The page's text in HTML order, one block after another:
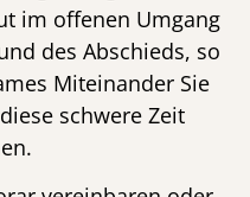
im offenen Umgang
des Abschieds, so
Miteinander Sie
schwere Zeit